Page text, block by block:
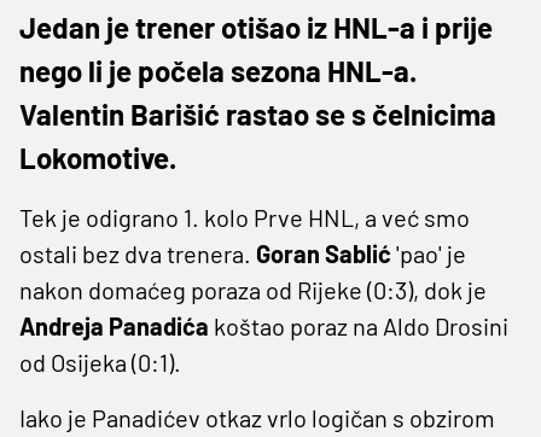
Jedan je trener otišao iz HNL-a i prije
nego li je počela sezona HNL-a.
Valentin Barišić rastao se s čelnicima
Lokomotive.
Tek je odigrano 1. kolo Prve HNL, a već smo
ostali bez dva trenera. Goran Sablić 'pao' je
nakon domaćeg poraza od Rijeke (0:3), dok je
Andreja Panadića koštao poraz na Aldo Drosini
od Osijeka (0:1).
Iako je Panadićev otkaz vrlo logičan s obzirom